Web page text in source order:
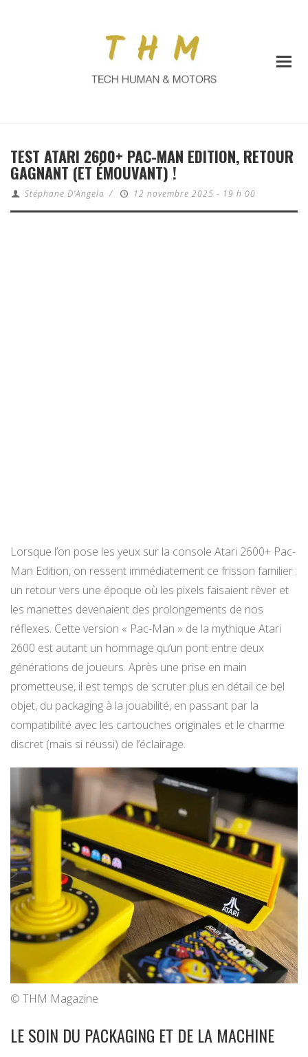
TEST ATARI 2600+ PAC-MAN EDITION, RETOUR
GAGNANT (ET ÉMOUVANT) !
Stéphane D'Angelo / 12 novembre 2025 - 19 h 00
Lorsque l’on pose les yeux sur la console Atari 2600+ Pac-
Man Edition, on ressent immédiatement ce frisson familier :
un retour vers une époque où les pixels faisaient rêver et
les manettes devenaient des prolongements de nos
réflexes. Cette version « Pac-Man » de la mythique Atari
2600 est autant un hommage qu’un pont entre deux
générations de joueurs. Après une prise en main
prometteuse, il est temps de scruter plus en détail ce bel
objet, du packaging à la jouabilité, en passant par la
compatibilité avec les cartouches originales et le charme
discret (mais si réussi) de l’éclairage.
© THM Magazine
LE SOIN DU PACKAGING ET DE LA MACHINE